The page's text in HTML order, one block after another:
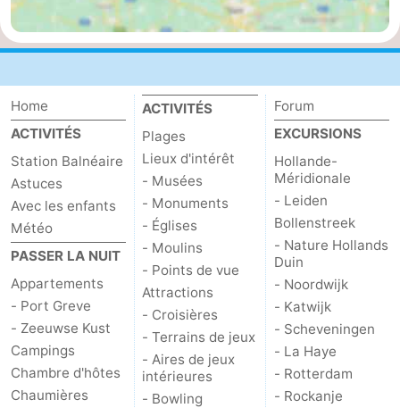
Livingstone
-
Greve
Port
-
Haamstede
Résidence
't
van
Haamstede
-
Schouwen
-
Valleien
Soeten
Haert
-
Wijde
Blick
-
Zeeland
-
Home
ACTIVITÉS
Station Balnéaire
Astuces
Avec les enfants
Météo
PASSER LA NUIT
Appartements
- Port Greve
- Zeeuwse Kust
Campings
Chambre d'hôtes
Chaumières
ACTIVITÉS
Plages
Lieux d'intérêt
- Musées
- Monuments
- Églises
- Moulins
- Points de vue
Attractions
- Croisières
- Terrains de jeux
- Aires de jeux
intérieures
- Bowling
Forum
EXCURSIONS
Hollande-
Méridionale
- Leiden
Bollenstreek
- Nature Hollands
Duin
- Noordwijk
- Katwijk
- Scheveningen
- La Haye
- Rotterdam
- Rockanje